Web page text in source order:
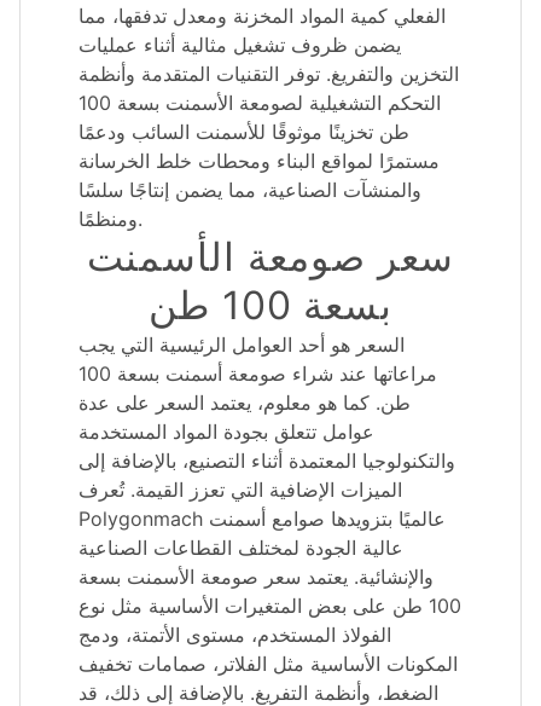
الفعلي كمية المواد المخزنة ومعدل تدفقها، مما
يضمن ظروف تشغيل مثالية أثناء عمليات
التخزين والتفريغ. توفر التقنيات المتقدمة وأنظمة
التحكم التشغيلية لصومعة الأسمنت بسعة 100
طن تخزينًا موثوقًا للأسمنت السائب ودعمًا
مستمرًا لمواقع البناء ومحطات خلط الخرسانة
والمنشآت الصناعية، مما يضمن إنتاجًا سلسًا
ومنظمًا.
سعر صومعة الأسمنت
بسعة 100 طن
السعر هو أحد العوامل الرئيسية التي يجب
مراعاتها عند شراء صومعة أسمنت بسعة 100
طن. كما هو معلوم، يعتمد السعر على عدة
عوامل تتعلق بجودة المواد المستخدمة
والتكنولوجيا المعتمدة أثناء التصنيع، بالإضافة إلى
الميزات الإضافية التي تعزز القيمة. تُعرف
Polygonmach عالميًا بتزويدها صوامع أسمنت
عالية الجودة لمختلف القطاعات الصناعية
والإنشائية. يعتمد سعر صومعة الأسمنت بسعة
100 طن على بعض المتغيرات الأساسية مثل نوع
الفولاذ المستخدم، مستوى الأتمتة، ودمج
المكونات الأساسية مثل الفلاتر، صمامات تخفيف
الضغط، وأنظمة التفريغ. بالإضافة إلى ذلك، قد